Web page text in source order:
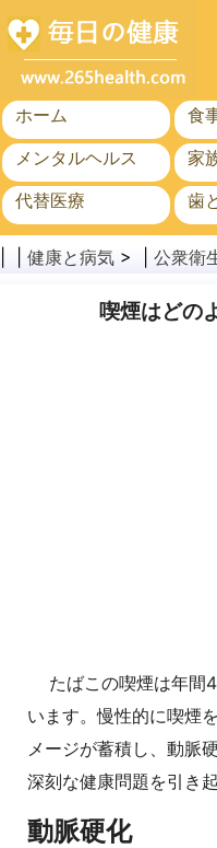
ホーム
食
メンタルヘルス
家
代替医療
歯
がん
公
健康と病気 > | 公衆衛
喫煙はどの
たばこの喫煙は年間
います。慢性的に喫煙
メージが蓄積し、動脈
深刻な健康問題を引き
動脈硬化